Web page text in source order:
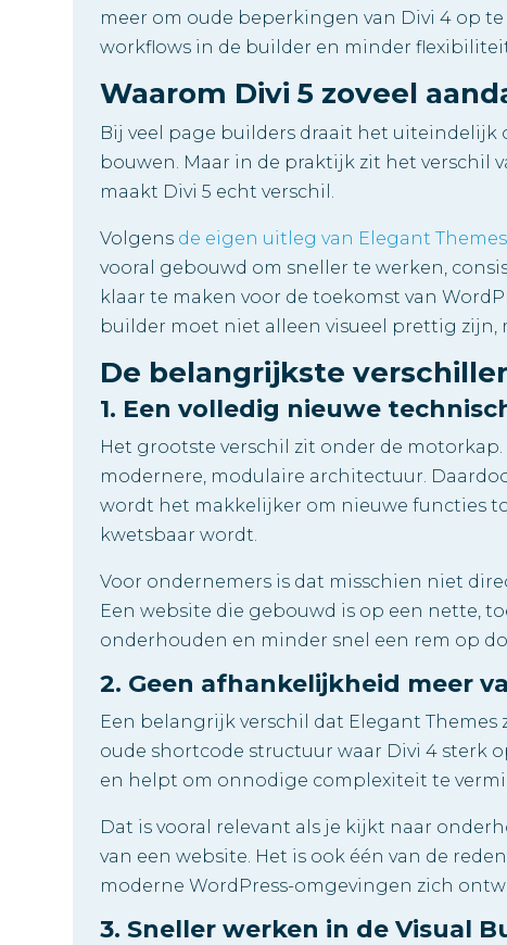
meer om oude beperkingen van Divi 4 op
workflows in de builder en minder
Waarom Divi 5 zoveel
Bij veel page builders draait het uiteindelijk
bouwen. Maar in de praktijk zit het verschil
maakt Divi 5 echt verschil.
Volgens de eigen uitleg van Elegant
vooral gebouwd om sneller te werken,
klaar te maken voor de toekomst van
builder moet niet alleen visueel prettig zijn,
De belangrijkste
1. Een volledig nieuwe
Het grootste verschil zit onder de
modernere, modulaire architectuur.
wordt het makkelijker om nieuwe functies
kwetsbaar wordt.
Voor ondernemers is dat misschien niet
Een website die gebouwd is op een nette,
onderhouden en minder snel een rem op
2. Geen afhankelijkheid meer
Een belangrijk verschil dat Elegant Themes
oude shortcode structuur waar Divi 4 sterk
en helpt om onnodige complexiteit te
Dat is vooral relevant als je kijkt naar
van een website. Het is ook één van de
moderne WordPress-omgevingen zich
3. Sneller werken in de Visual